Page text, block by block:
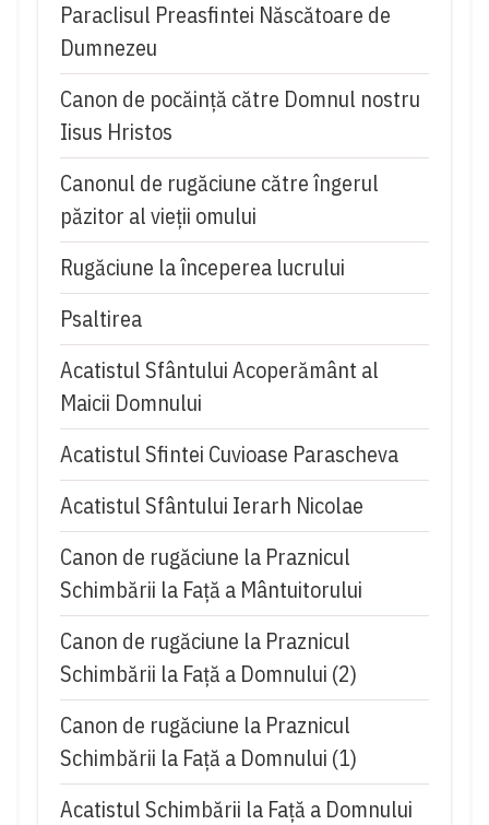
Paraclisul Preasfintei Născătoare de
Dumnezeu
Canon de pocăință către Domnul nostru
Iisus Hristos
Canonul de rugăciune către îngerul
păzitor al vieții omului
Rugăciune la începerea lucrului
Psaltirea
Acatistul Sfântului Acoperământ al
Maicii Domnului
Acatistul Sfintei Cuvioase Parascheva
Acatistul Sfântului Ierarh Nicolae
Canon de rugăciune la Praznicul
Schimbării la Față a Mântuitorului
Canon de rugăciune la Praznicul
Schimbării la Faţă a Domnului (2)
Canon de rugăciune la Praznicul
Schimbării la Faţă a Domnului (1)
Acatistul Schimbării la Faţă a Domnului